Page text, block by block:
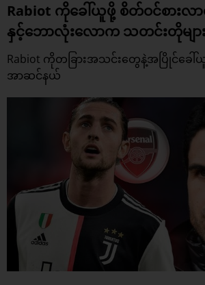
Rabiot ကိုခေါ်ယူဖို့ စိတ်ဝင်စား
နှင့်ဘောလုံးလောက သတင်းတိုများ
Rabiot ကိုတခြားအသင်းတွေနဲ့အပြိုင်ခေ
အာဆင်နယ်